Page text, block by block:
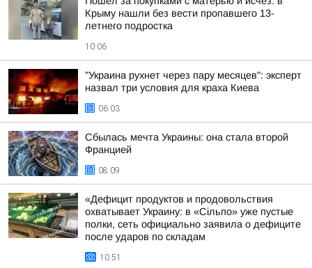
Крыму нашли без вести пропавшего 13-
летнего подростка
10:06
"Украина рухнет через пару месяцев": эксперт
назвал три условия для краха Киева
06:03
Сбылась мечта Украины: она стала второй
Францией
08:09
«Дефицит продуктов и продовольствия
охватывает Украину: в «Сільпо» уже пустые
полки, сеть официально заявила о дефиците
после ударов по складам
10:51